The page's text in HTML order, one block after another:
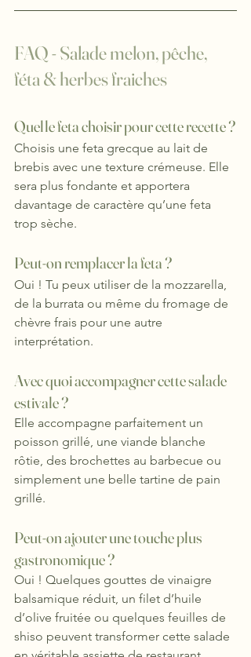
FAQ - Salade melon, pêche,
féta & herbes fraiches
Quelle feta choisir pour cette recette ?
Choisis une feta grecque au lait de
brebis avec une texture crémeuse. Elle
sera plus fondante et apportera
davantage de caractère qu’une feta
trop sèche.
Peut-on remplacer la feta ?
Oui ! Tu peux utiliser de la mozzarella,
de la burrata ou même du fromage de
chèvre frais pour une autre
interprétation.
Avec quoi accompagner cette salade
estivale ?
Elle accompagne parfaitement un
poisson grillé, une viande blanche
rôtie, des brochettes au barbecue ou
simplement une belle tartine de pain
grillé.
Peut-on ajouter une touche plus
gastronomique ?
Oui ! Quelques gouttes de vinaigre
balsamique réduit, un filet d’huile
d’olive fruitée ou quelques feuilles de
shiso peuvent transformer cette salade